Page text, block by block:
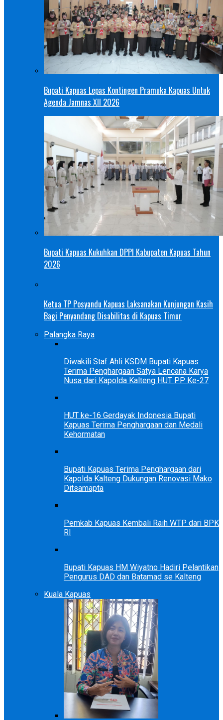
Bupati Kapuas Lepas Kontingen Pramuka Kapuas Untuk
Agenda Jamnas XII 2026
Bupati Kapuas Kukuhkan DPPI Kabupaten Kapuas Tahun
2026
Ketua TP Posyandu Kapuas Laksanakan Kunjungan Kasih
Bagi Penyandang Disabilitas di Kapuas Timur
Palangka Raya
Diwakili Staf Ahli KSDM Bupati Kapuas
Terima Penghargaan Satya Lencana Karya
Nusa dari Kapolda Kalteng HUT PP Ke-27
HUT ke-16 Gerdayak Indonesia Bupati
Kapuas Terima Penghargaan dan Medali
Kehormatan
Bupati Kapuas Terima Penghargaan dari
Kapolda Kalteng Dukungan Renovasi Mako
Ditsamapta
Pemkab Kapuas Kembali Raih WTP dari BPK
RI
Bupati Kapuas HM Wiyatno Hadiri Pelantikan
Pengurus DAD dan Batamad se Kalteng
Kuala Kapuas